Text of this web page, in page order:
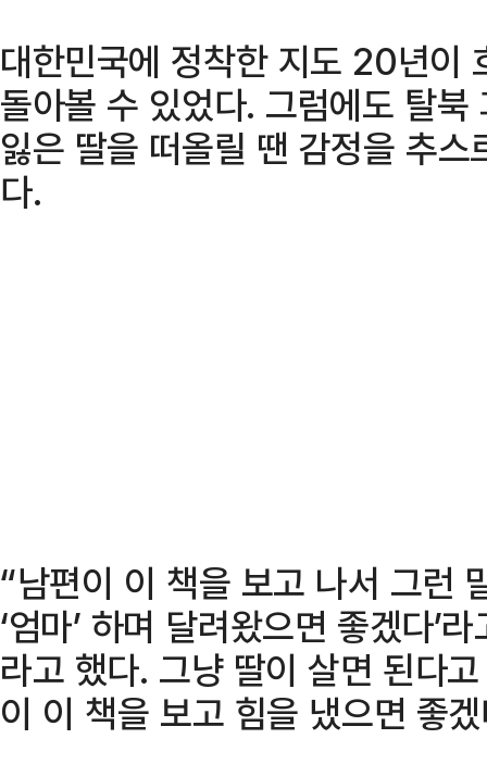
대한민국에 정착한 지도 20년이
돌아볼 수 있었다. 그럼에도 탈
잃은 딸을 떠올릴 땐 감정을 추
다.
“남편이 이 책을 보고 나서 그런
‘엄마’ 하며 달려왔으면 좋겠다’
라고 했다. 그냥 딸이 살면 된다
이 이 책을 보고 힘을 냈으면 좋